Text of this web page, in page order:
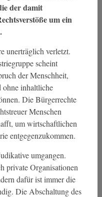
der damit
um ein
unerträglich verletzt.
scheint
der Menschheit,
inhaltliche
Die Bürgerrechte
Menschen
um wirtschaftlichen
entgegenzukommen.
umgangen.
private Organisationen
dafür ist immer die
Die Abschaltung des